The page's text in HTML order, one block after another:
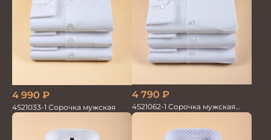
4 990 ₽
4S21033-1 Сорочка мужская
4 790 ₽
4S21062-1 Сорочка мужская
белая бамбук